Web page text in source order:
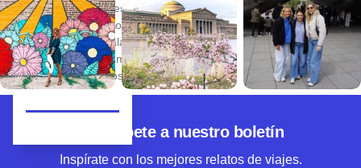
bosques
maduros se
intercalan
con campos
abiertos.
Suscríbete a nuestro boletín
Inspírate con los mejores relatos de viajes.